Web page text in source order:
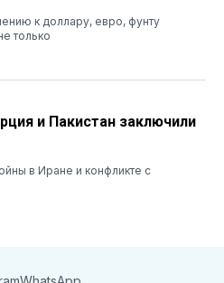
к доллару, евро, фунту
только
и Пакистан заключили
в Иране и конфликте с